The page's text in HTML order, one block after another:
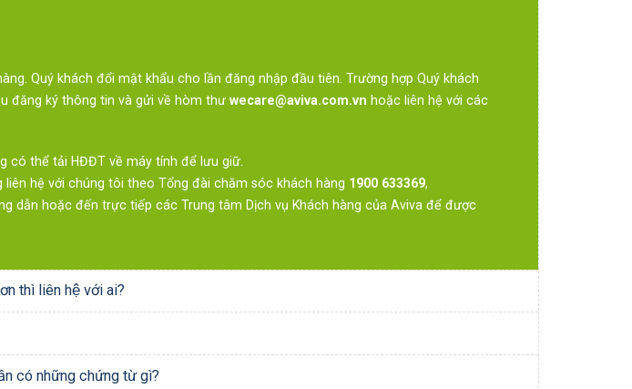
Quý khách đổi mật khẩu cho lần đăng nhập đầu tiên. Trường hợp Quý khách
đăng ký thông tin và gửi về hòm thư wecare@aviva.com.vn hoặc liên hệ với các
có thể tải HĐĐT về máy tính để lưu giữ.
hệ với chúng tôi theo Tổng đài chăm sóc khách hàng 1900 633369,
dẫn hoặc đến trực tiếp các Trung tâm Dịch vụ Khách hàng của Aviva để được
thì liên hệ với ai?
có những chứng từ gì?